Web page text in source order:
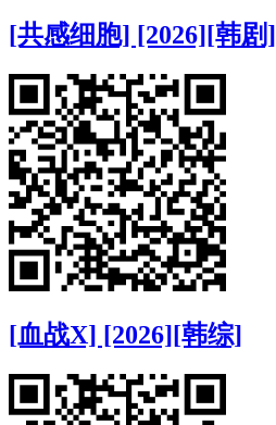
[共感细胞] [2026][韩剧]
[血战X] [2026][韩综]